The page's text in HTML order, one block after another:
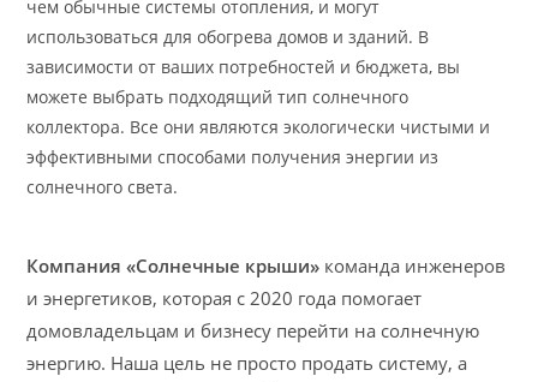
чем обычные системы отопления, и могут
использоваться для обогрева домов и зданий. В
зависимости от ваших потребностей и бюджета, вы
можете выбрать подходящий тип солнечного
коллектора. Все они являются экологически чистыми и
эффективными способами получения энергии из
солнечного света.
Компания «Солнечные крыши» команда инженеров
и энергетиков, которая с 2020 года помогает
домовладельцам и бизнесу перейти на солнечную
энергию. Наша цель не просто продать систему, а